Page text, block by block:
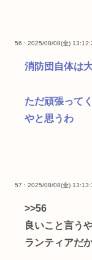
56 : 2025/08/08(金)
消防団自体は
ただ頑張って
やと思うわ
57 : 2025/08/08(金)
>>56
良いこと言う
ランティアだ